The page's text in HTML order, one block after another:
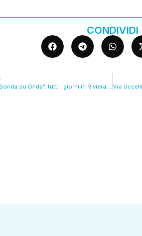
CONDIVIDI
Torna su Trc “Sonda su Onda”: tutti i giorni in Riviera con Andrea Barbi VIDEO